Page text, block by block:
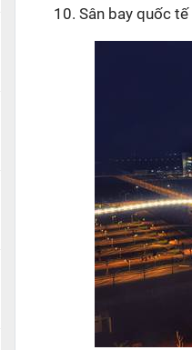
Sân bay quốc